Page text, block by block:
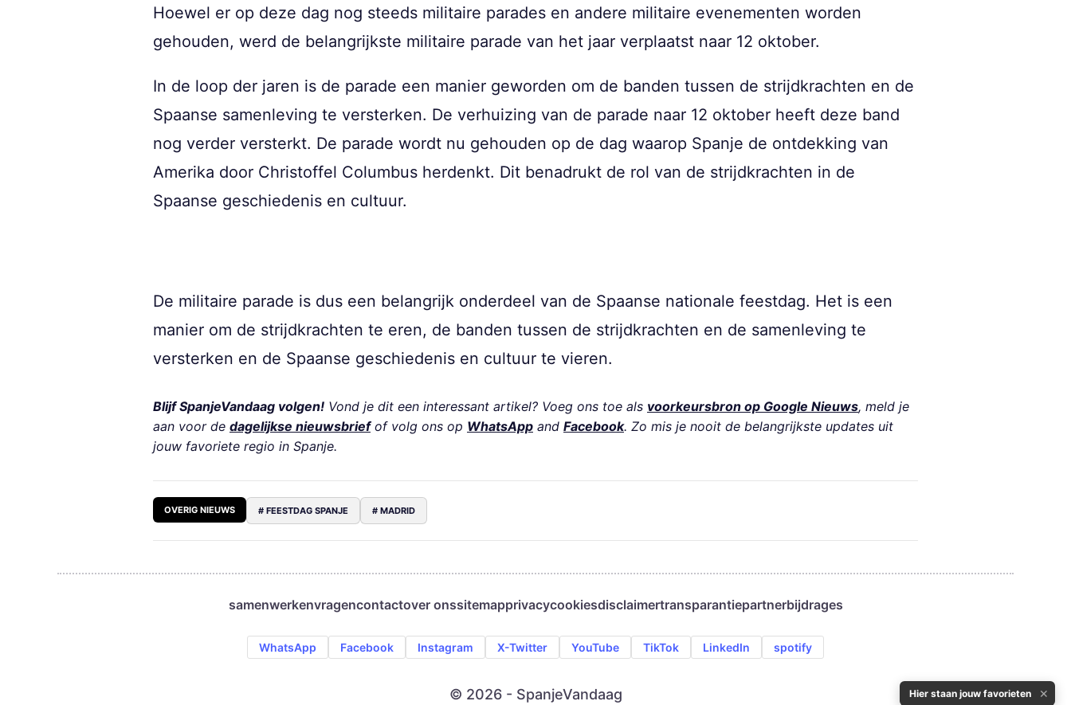
Hoewel er op deze dag nog steeds militaire parades en andere militaire evenementen worden
gehouden, werd de belangrijkste militaire parade van het jaar verplaatst naar 12 oktober.
In de loop der jaren is de parade een manier geworden om de banden tussen de strijdkrachten en de
Spaanse samenleving te versterken. De verhuizing van de parade naar 12 oktober heeft deze band
nog verder versterkt. De parade wordt nu gehouden op de dag waarop Spanje de ontdekking van
Amerika door Christoffel Columbus herdenkt. Dit benadrukt de rol van de strijdkrachten in de
Spaanse geschiedenis en cultuur.
De militaire parade is dus een belangrijk onderdeel van de Spaanse nationale feestdag. Het is een
manier om de strijdkrachten te eren, de banden tussen de strijdkrachten en de samenleving te
versterken en de Spaanse geschiedenis en cultuur te vieren.
Blijf SpanjeVandaag volgen! Vond je dit een interessant artikel? Voeg ons toe als voorkeursbron op Google Nieuws, meld je
aan voor de dagelijkse nieuwsbriefof volg ons op WhatsApp and Facebook. Zo mis je nooit de belangrijkste updates uit
jouw favoriete regio in Spanje.
OVERIG NIEUWS # FEESTDAG SPANJE # MADRID
samenwerkenvragencontactover onssitemapprivacycookiesdisclaimertransparantiepartnerbijdrages
WhatsApp Facebook Instagram X-Twitter YouTube TikTok LinkedIn spotify
© 2026 - SpanjeVandaag Hier staan jouw favorieten ✕